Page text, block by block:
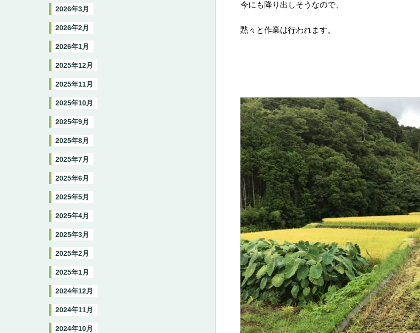
今にも降り出しそうなので、
黙々と作業は行われます。
2026年3月
2026年2月
2026年1月
2025年12月
2025年11月
2025年10月
2025年9月
2025年8月
2025年7月
2025年6月
2025年5月
2025年4月
2025年3月
2025年2月
2025年1月
2024年12月
2024年11月
2024年10月